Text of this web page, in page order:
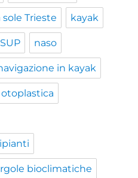
Trieste kayak
naso
in kayak
otoplastica
bioclimatiche